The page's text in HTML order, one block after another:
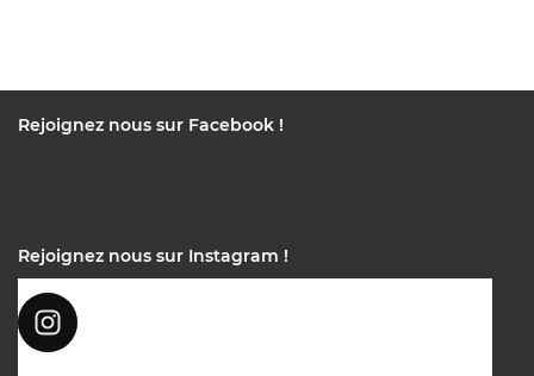
Rejoignez nous sur Facebook !
Rejoignez nous sur Instagram !